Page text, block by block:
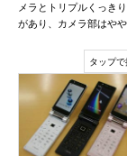
メラとトリプルくっき
があり、カメラ部はや